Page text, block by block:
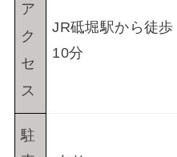
ア
ク
セ
ス
JR砥堀駅から徒歩
10分
駐